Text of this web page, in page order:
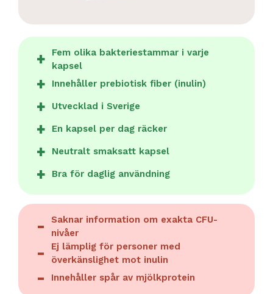
Fem olika bakteriestammar i varje
kapsel
Innehåller prebiotisk fiber (inulin)
Utvecklad i Sverige
En kapsel per dag räcker
Neutralt smaksatt kapsel
Bra för daglig användning
Saknar information om exakta CFU-
nivåer
Ej lämplig för personer med
överkänslighet mot inulin
Innehåller spår av mjölkprotein